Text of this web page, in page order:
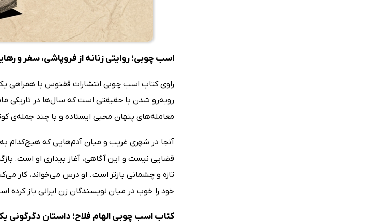
اسب چوبی؛ روایتی زنانه از فروپاشی، سفر و
راوی کتاب اسب چوبی انتشارات ققنوس با همراهی
روبه‌رو شدن با حقیقتی است که سال‌ها در تاریکی
معامله‌های پنهان محبی ایستاده و با چند جمله‌ی
آنجا در شهری غریب و میان آدم‌هایی که هیچ‌کدام به
قضایی نیست و این آگاهی، آغاز بیداری او است.
تازه و چشمانی بازتر است. او درس می‌خواند، کار
خود را خوب در میان نویسندگان زن ایرانی باز کرده
کتاب اسب چوبی الهام فلاح؛ داستان دگرگونی